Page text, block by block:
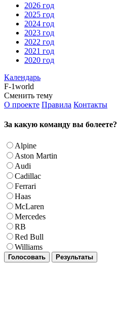
2026 год
2025 год
2024 год
2023 год
2022 год
2021 год
2020 год
Календарь
F-1world
Сменить тему
О проекте Правила Контакты
За какую команду вы болеете?
Alpine
Aston Martin
Audi
Cadillac
Ferrari
Haas
McLaren
Mercedes
RB
Red Bull
Williams
Голосовать Результаты